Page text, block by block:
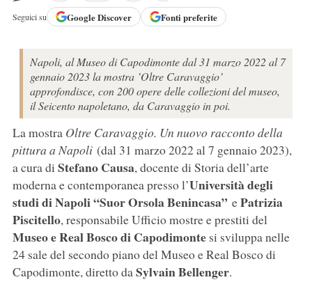
Seguici su GoogleDiscover Fonti preferite
Napoli, al Museo di Capodimonte dal 31 marzo 2022 al 7
gennaio 2023 la mostra ’Oltre Caravaggio’
approfondisce, con 200 opere delle collezioni del museo,
il Seicento napoletano, da Caravaggio in poi.
La mostra Oltre Caravaggio. Un nuovo racconto della
pittura a Napoli(dal 31 marzo 2022 al 7 gennaio 2023),
a cura di Stefano Causa, docente di Storia dell’arte
moderna e contemporanea presso l’Università degli
studi di Napoli “Suor Orsola Benincasa”ePatrizia
Piscitello, responsabile Ufficio mostre e prestiti del
Museo e Real Bosco di Capodimontesi sviluppa nelle
24 sale del secondo piano del Museo e Real Bosco di
Capodimonte, diretto daSylvain Bellenger.